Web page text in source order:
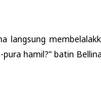
langsung
hamil?” batin